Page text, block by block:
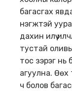
багасгах
нэгжтэй
дахин илүү
тустай
тос зэрэг нь
агуулна. Өөх
ч болов